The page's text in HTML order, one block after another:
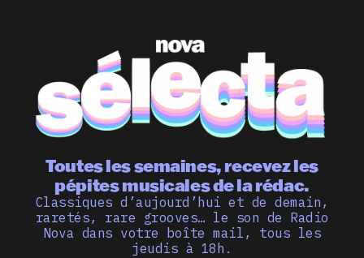
Toutes les semaines, recevez les
pépites musicales de la rédac.
Classiques d’aujourd’hui et de demain,
raretés, rare grooves… le son de Radio
Nova dans votre boîte mail, tous les
jeudis à 18h.